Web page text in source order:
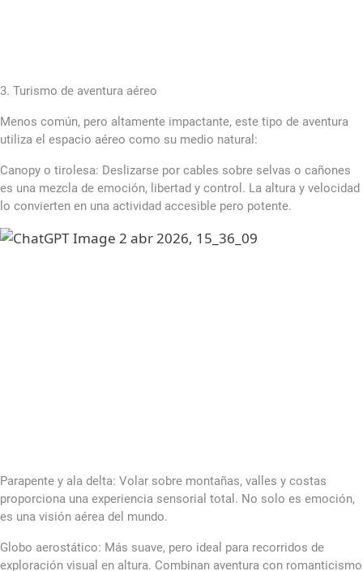
3. Turismo de aventura aéreo
Menos común, pero altamente impactante, este tipo de aventura
utiliza el espacio aéreo como su medio natural:
Canopy o tirolesa: Deslizarse por cables sobre selvas o cañones
es una mezcla de emoción, libertad y control. La altura y velocidad
lo convierten en una actividad accesible pero potente.
Parapente y ala delta: Volar sobre montañas, valles y costas
proporciona una experiencia sensorial total. No solo es emoción,
es una visión aérea del mundo.
Globo aerostático: Más suave, pero ideal para recorridos de
exploración visual en altura. Combinan aventura con romanticismo